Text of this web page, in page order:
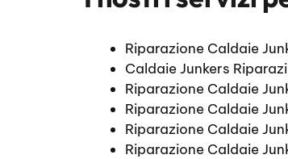
Riparazione Caldaie
Caldaie Junkers
Riparazione Caldaie
Riparazione Caldaie
Riparazione Caldaie
Riparazione Caldaie